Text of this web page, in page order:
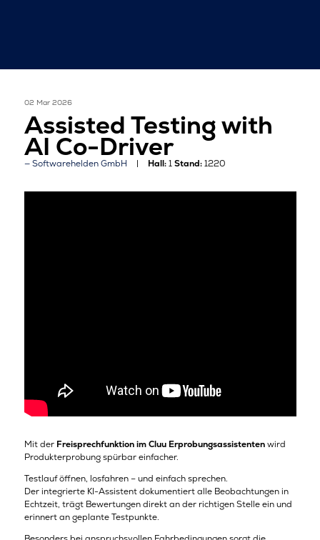
02 Mar 2026
Assisted Testing with
AI Co-Driver
Softwarehelden GmbH Hall:1Stand:1220
Mit der Freisprechfunktion im Cluu Erprobungsassistentenwird
Produkterprobung spürbar einfacher.
Testlauf öffnen, losfahren – und einfach sprechen.
Der integrierte KI-Assistent dokumentiert alle Beobachtungen in
Echtzeit, trägt Bewertungen direkt an der richtigen Stelle ein und
erinnert an geplante Testpunkte.